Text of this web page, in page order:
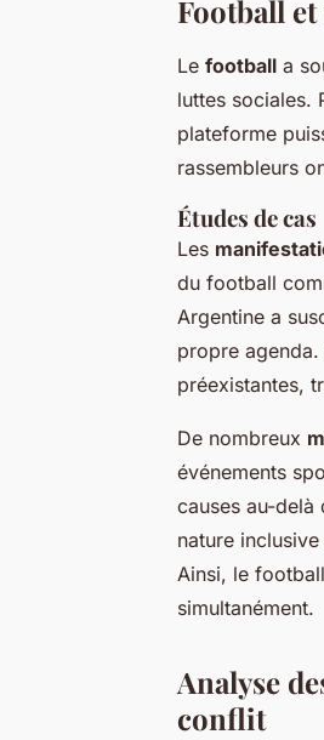
Football
Le football a
luttes sociales.
plateforme
rassembleurs
Études de cas
Les
du football
Argentine a
propre
préexistantes,
De nombreux
événements
causes au-delà
nature
Ainsi, le
simultanément.
Analyse
conflit